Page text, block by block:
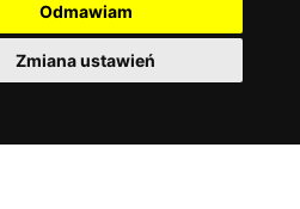
Odmawiam
Zmiana ustawień
All Rights Reserved.